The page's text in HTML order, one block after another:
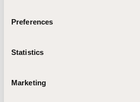
Preferences
Statistics
Marketing
Sosiaali- ja terveysalan
Kasvatus- ja ohjausalan
Hius- ja kauneudenhoitoalan